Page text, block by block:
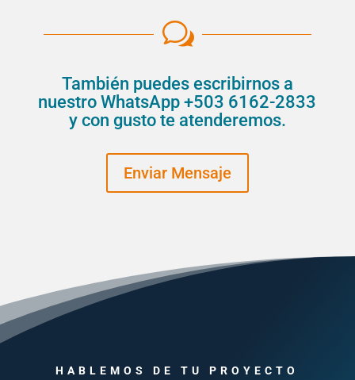
w
También puedes escribirnos a
nuestro WhatsApp +503 6162-2833
y con gusto te atenderemos.
Enviar Mensaje
HABLEMOS DE TU PROYECTO